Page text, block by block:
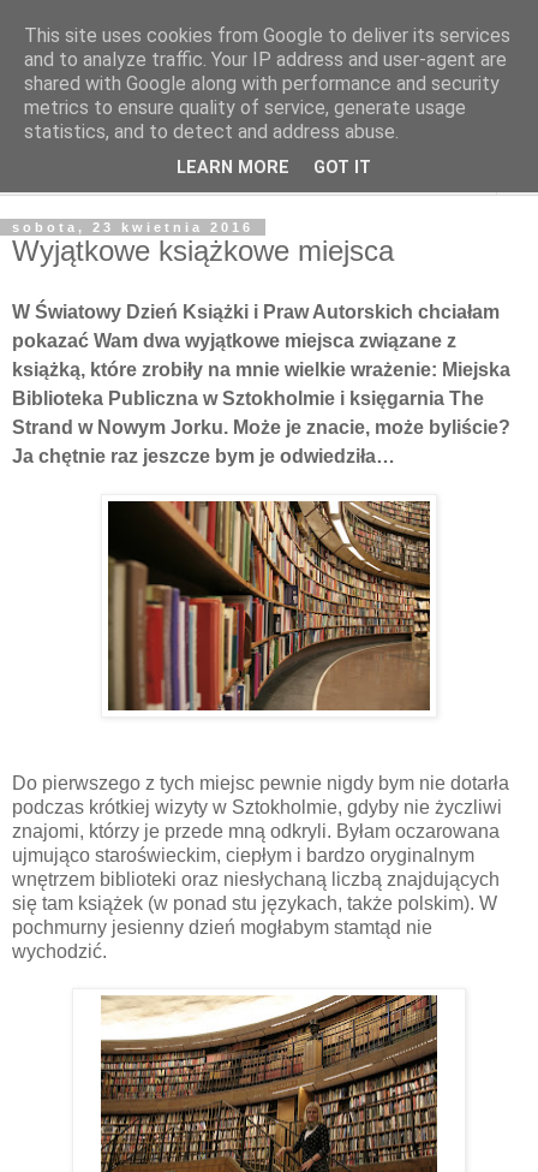
Poczytaj dziecku
BLOG O KSIĄŻKACH DLA DZIECI I MŁODZIEŻY
sobota, 23 kwietnia 2016
Wyjątkowe książkowe miejsca
W Światowy Dzień Książki i Praw Autorskich chciałam
pokazać Wam dwa wyjątkowe miejsca związane z
książką, które zrobiły na mnie wielkie wrażenie: Miejska
Biblioteka Publiczna w Sztokholmie i księgarnia The
Strand w Nowym Jorku. Może je znacie, może byliście?
Ja chętnie raz jeszcze bym je odwiedziła…
Do pierwszego z tych miejsc pewnie nigdy bym nie dotarła
podczas krótkiej wizyty w Sztokholmie, gdyby nie życzliwi
znajomi, którzy je przede mną odkryli. Byłam oczarowana
ujmująco staroświeckim, ciepłym i bardzo oryginalnym
wnętrzem biblioteki oraz niesłychaną liczbą znajdujących
się tam książek (w ponad stu językach, także polskim). W
pochmurny jesienny dzień mogłabym stamtąd nie
wychodzić.
This site uses cookies from Google to deliver its services
and to analyze traffic. Your IP address and user-agent are
shared with Google along with performance and security
metrics to ensure quality of service, generate usage
statistics, and to detect and address abuse.
LEARN MORE GOT IT